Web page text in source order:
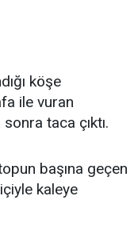
köşe
ile vuran
taca çıktı.
başına geçen
kaleye